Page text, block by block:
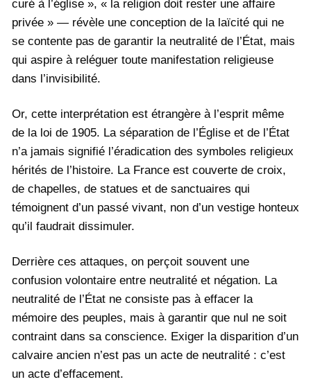
curé à l’église », « la religion doit rester une affaire
privée » — révèle une conception de la laïcité qui ne
se contente pas de garantir la neutralité de l’État, mais
qui aspire à reléguer toute manifestation religieuse
dans l’invisibilité.
Or, cette interprétation est étrangère à l’esprit même
de la loi de 1905. La séparation de l’Église et de l’État
n’a jamais signifié l’éradication des symboles religieux
hérités de l’histoire. La France est couverte de croix,
de chapelles, de statues et de sanctuaires qui
témoignent d’un passé vivant, non d’un vestige honteux
qu’il faudrait dissimuler.
Derrière ces attaques, on perçoit souvent une
confusion volontaire entre neutralité et négation. La
neutralité de l’État ne consiste pas à effacer la
mémoire des peuples, mais à garantir que nul ne soit
contraint dans sa conscience. Exiger la disparition d’un
calvaire ancien n’est pas un acte de neutralité : c’est
un acte d’effacement.